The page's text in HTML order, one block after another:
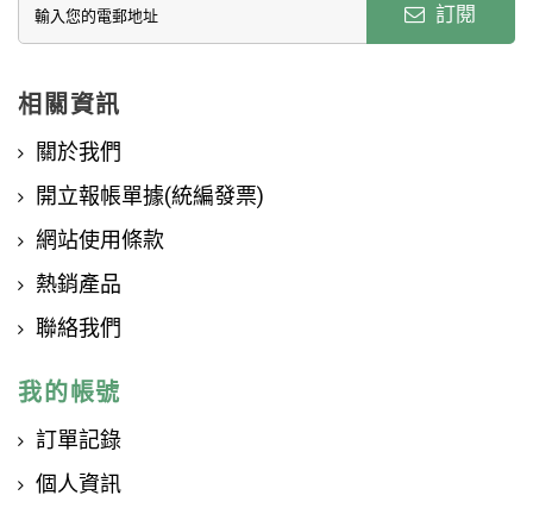
訂閱
相關資訊
關於我們
開立報帳單據(統編發票)
網站使用條款
熱銷產品
聯絡我們
我的帳號
訂單記錄
個人資訊